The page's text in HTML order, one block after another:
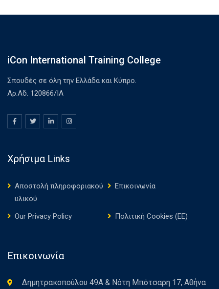
iCon International Training College
Σπουδές σε όλη την Ελλάδα και Κύπρο.
Αρ.Αδ. 120866/ΙΑ
Χρήσιμα Links
Αποστολή πληροφοριακού
υλικού
Επικοινωνία
Our Privacy Policy Πολιτική Cookies (ΕΕ)
Επικοινωνία
Δημητρακοπούλου 49Α & Νότη Μπότσαρη 17, Αθήνα